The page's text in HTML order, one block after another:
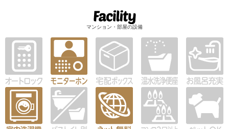
マンション・部屋の設備